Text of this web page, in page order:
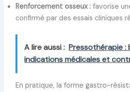
Renforcement osseux :favorise
confirmé par des essais cliniques
A lire aussi : Pressothérapie :
indications médicales et
En pratique, la forme gastro-